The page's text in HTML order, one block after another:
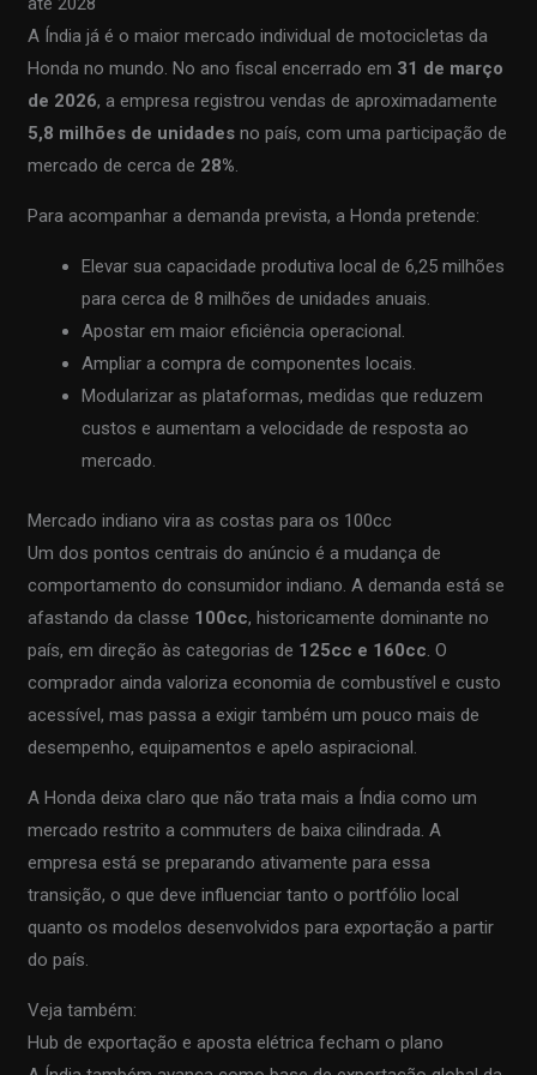
A Índia já é o maior mercado individual de motocicletas da
Honda no mundo. No ano fiscal encerrado em 31 de março
de 2026, a empresa registrou vendas de aproximadamente
5,8 milhões de unidades no país, com uma participação de
mercado de cerca de 28%.
Para acompanhar a demanda prevista, a Honda pretende:
Elevar sua capacidade produtiva local de 6,25 milhões
para cerca de 8 milhões de unidades anuais.
Apostar em maior eficiência operacional.
Ampliar a compra de componentes locais.
Modularizar as plataformas, medidas que reduzem
custos e aumentam a velocidade de resposta ao
mercado.
Mercado indiano vira as costas para os 100cc
Um dos pontos centrais do anúncio é a mudança de
comportamento do consumidor indiano. A demanda está se
afastando da classe 100cc, historicamente dominante no
país, em direção às categorias de 125cc e 160cc. O
comprador ainda valoriza economia de combustível e custo
acessível, mas passa a exigir também um pouco mais de
desempenho, equipamentos e apelo aspiracional.
A Honda deixa claro que não trata mais a Índia como um
mercado restrito a commuters de baixa cilindrada. A
empresa está se preparando ativamente para essa
transição, o que deve influenciar tanto o portfólio local
quanto os modelos desenvolvidos para exportação a partir
do país.
Veja também:
Hub de exportação e aposta elétrica fecham o plano